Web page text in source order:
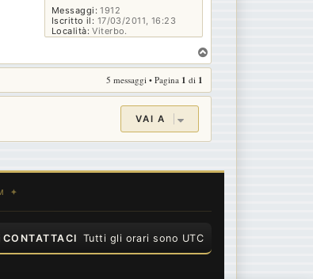
Messaggi: 1912
Iscritto il: 17/03/2011, 16:23
Località: Viterbo.
o
5 messaggi • Pagina 1 di 1
VAI A
Tutti gli orari sono UTC
CONTATTACI